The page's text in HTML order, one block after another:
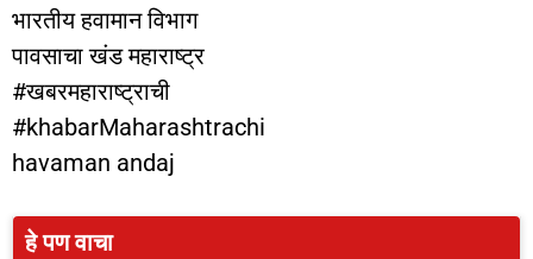
भारतीय हवामान विभाग
पावसाचा खंड महाराष्ट्र
#खबरमहाराष्ट्राची
#khabarMaharashtrachi
havaman andaj
हे पण वाचा